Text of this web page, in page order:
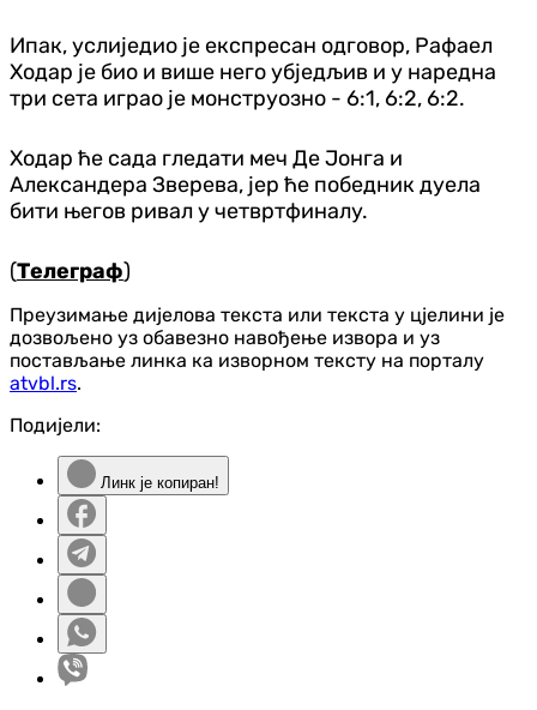
Ипак, услиједио је експресан одговор, Рафаел
Ходар је био и више него убједљив и у наредна
три сета играо је монструозно - 6:1, 6:2, 6:2.
Ходар ће сада гледати меч Де Јонга и
Александера Зверева, јер ће победник дуела
бити његов ривал у четвртфиналу.
(Телеграф)
Преузимање дијелова текста или текста у цјелини је
дозвољено уз обавезно навођење извора и уз
постављање линка ка изворном тексту на порталу
atvbl.rs.
Подијели:
Линк је копиран!